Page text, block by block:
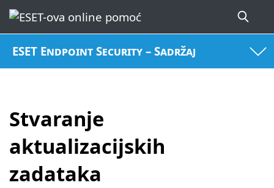
ESET Endpoint Security – Sadržaj
Stvaranje
aktualizacijskih
zadataka